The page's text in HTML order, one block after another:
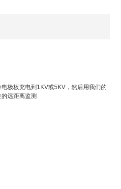
极板充电到1KV或5KV，然后用我们的
远距离监测